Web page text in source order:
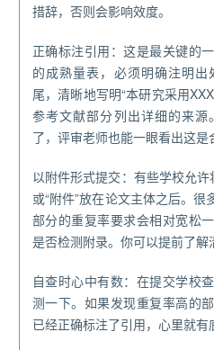
措辞，否则会影响效度。
正确标注引用：这是最关键的
的成熟量表，必须明确注明
尾，清晰地写明“本研究采用
参考文献部分列出详细的来
了，评审老师也能一眼看出这是
以附件形式提交：有些学校允
或“附件”放在论文主体之后。
部分的重复率要求会相对宽松
是否检测附录。你可以提前了解
自查时心中有数：在提交学校
测一下。如果发现重复率高的
已经正确标注了引用，心里就有